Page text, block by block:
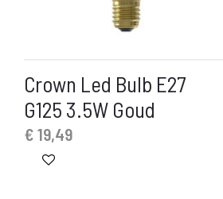
Crown Led Bulb E27
G125 3.5W Goud
€19,49